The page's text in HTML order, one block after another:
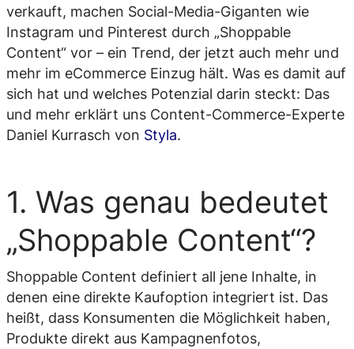
verkauft, machen Social-Media-Giganten wie
Instagram und Pinterest durch „Shoppable
Content“ vor – ein Trend, der jetzt auch mehr und
mehr im eCommerce Einzug hält. Was es damit auf
sich hat und welches Potenzial darin steckt: Das
und mehr erklärt uns Content-Commerce-Experte
Daniel Kurrasch von Styla.
1. Was genau bedeutet
„Shoppable Content“?
Shoppable Content definiert all jene Inhalte, in
denen eine direkte Kaufoption integriert ist. Das
heißt, dass Konsumenten die Möglichkeit haben,
Produkte direkt aus Kampagnenfotos,